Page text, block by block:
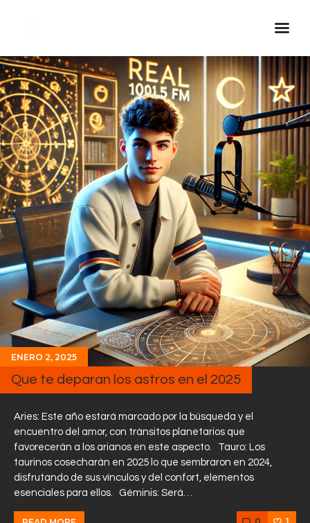
Inicio Real FM
Streaming
En Vivo
Descarga La APP
Programas
Noticias
Equipo
Sobre Nosotros
Contactos
ENERO 2, 2025
Que te deparan los astros en el 2025
Aries: Este año estará marcado por la búsqueda y el
encuentro del amor, con tránsitos planetarios que
favorecerán a los arianos en este aspecto. Tauro: Los
taurinos cosecharán en 2025 lo que sembraron en 2024,
disfrutando de sus vínculos y del confort, elementos
esenciales para ellos. Géminis: Será…